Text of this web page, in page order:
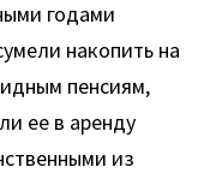
годами
накопить на
пенсиям,
ее в аренду
из